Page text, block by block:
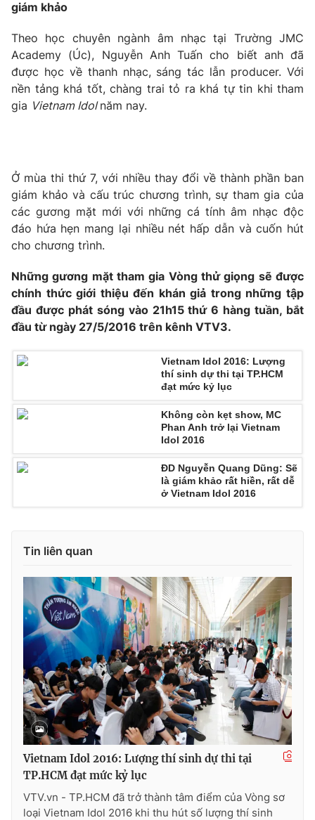
giám khảo
Theo học chuyên ngành âm nhạc tại Trường JMC
Academy (Úc), Nguyễn Anh Tuấn cho biết anh đã
được học về thanh nhạc, sáng tác lẫn producer. Với
nền tảng khá tốt, chàng trai tỏ ra khá tự tin khi tham
gia Vietnam Idolnăm nay.
Ở mùa thi thứ 7, với nhiều thay đổi về thành phần ban
giám khảo và cấu trúc chương trình, sự tham gia của
các gương mặt mới với những cá tính âm nhạc độc
đáo hứa hẹn mang lại nhiều nét hấp dẫn và cuốn hút
cho chương trình.
Những gương mặt tham gia Vòng thử giọng sẽ được
chính thức giới thiệu đến khán giả trong những tập
đầu được phát sóng vào 21h15 thứ 6 hàng tuần, bắt
đầu từ ngày 27/5/2016 trên kênh VTV3.
Vietnam Idol 2016: Lượng
thí sinh dự thi tại TP.HCM
đạt mức kỷ lục
Không còn kẹt show, MC
Phan Anh trở lại Vietnam
Idol 2016
ĐD Nguyễn Quang Dũng: Sẽ
là giám khảo rất hiền, rất dễ
ở Vietnam Idol 2016
Tin liên quan
Vietnam Idol 2016: Lượng thí sinh dự thi tại
TP.HCM đạt mức kỷ lục
VTV.vn - TP.HCM đã trở thành tâm điểm của Vòng sơ
loại Vietnam Idol 2016 khi thu hút số lượng thí sinh